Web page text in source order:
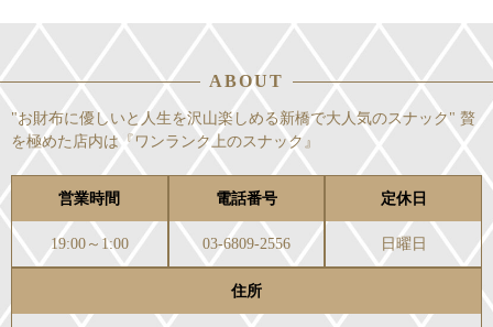
ABOUT
"お財布に優しいと人生を沢山楽しめる新橋で大人気のスナック" 贅
を極めた店内は『ワンランク上のスナック』
営業時間
19:00～1:00
電話番号
03-6809-2556
定休日
日曜日
住所